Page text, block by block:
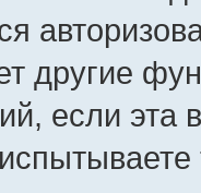
другие
если эта